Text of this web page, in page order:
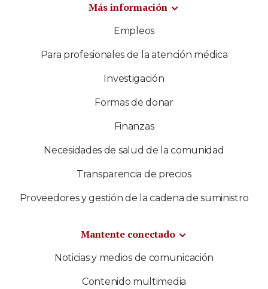
Más información
Empleos
Para profesionales de la atención médica
Investigación
Formas de donar
Finanzas
Necesidades de salud de la comunidad
Transparencia de precios
Proveedores y gestión de la cadena de suministro
Mantente conectado
Noticias y medios de comunicación
Contenido multimedia